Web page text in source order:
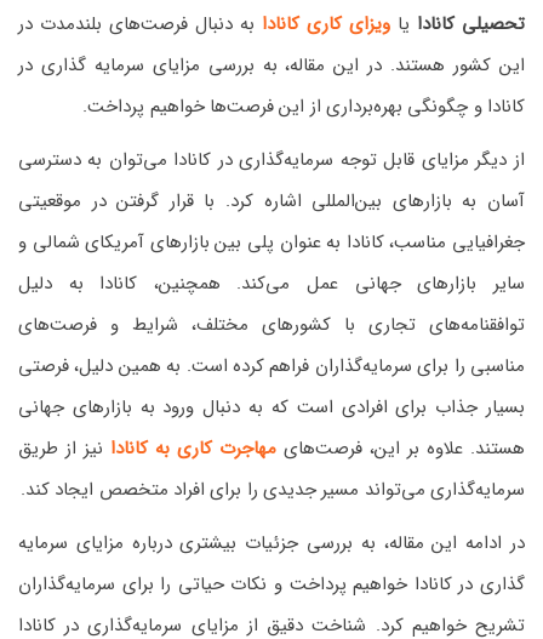
تحصیلی کانادا یا ویزای کاری کانادا به دنبال فرصت‌های بلندمدت در
این کشور هستند. در این مقاله، به بررسی مزایای سرمایه گذاری در
کانادا و چگونگی بهره‌برداری از این فرصت‌ها خواهیم پرداخت.
از دیگر مزایای قابل توجه سرمایه‌گذاری در کانادا می‌توان به دسترسی
آسان به بازارهای بین‌المللی اشاره کرد. با قرار گرفتن در موقعیتی
جغرافیایی مناسب، کانادا به عنوان پلی بین بازارهای آمریکای شمالی و
سایر بازارهای جهانی عمل می‌کند. همچنین، کانادا به دلیل
توافقنامه‌های تجاری با کشورهای مختلف، شرایط و فرصت‌های
مناسبی را برای سرمایه‌گذاران فراهم کرده است. به همین دلیل، فرصتی
بسیار جذاب برای افرادی است که به دنبال ورود به بازارهای جهانی
هستند. علاوه بر این، فرصت‌های مهاجرت کاری به کانادا نیز از طریق
سرمایه‌گذاری می‌تواند مسیر جدیدی را برای افراد متخصص ایجاد کند.
در ادامه این مقاله، به بررسی جزئیات بیشتری درباره مزایای سرمایه
گذاری در کانادا خواهیم پرداخت و نکات حیاتی را برای سرمایه‌گذاران
تشریح خواهیم کرد. شناخت دقیق از مزایای سرمایه‌گذاری در کانادا